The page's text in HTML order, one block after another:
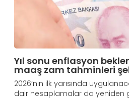
Yıl sonu enflasyon
maaş zam tahminleri
2026’nın ilk yarısında
dair hesaplamalar da yeniden